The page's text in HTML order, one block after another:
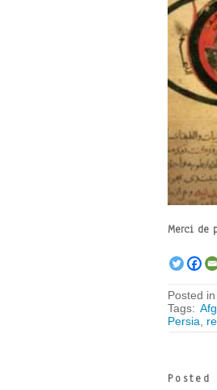
Merci de
Posted in
Tags:
Persia
Posted